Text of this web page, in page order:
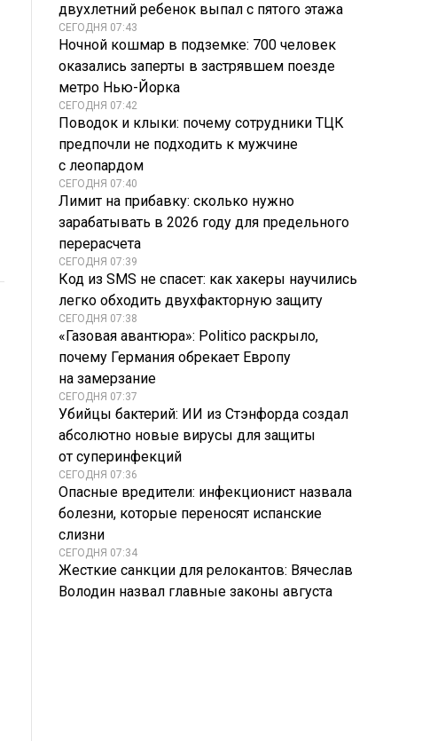
двухлетний ребенок выпал с пятого этажа
СЕГОДНЯ 07:43
Ночной кошмар в подземке: 700 человек
оказались заперты в застрявшем поезде
метро Нью-Йорка
СЕГОДНЯ 07:42
Поводок и клыки: почему сотрудники ТЦК
предпочли не подходить к мужчине
с леопардом
СЕГОДНЯ 07:40
Лимит на прибавку: сколько нужно
зарабатывать в 2026 году для предельного
перерасчета
СЕГОДНЯ 07:39
Код из SMS не спасет: как хакеры научились
легко обходить двухфакторную защиту
СЕГОДНЯ 07:38
«Газовая авантюра»: Politico раскрыло,
почему Германия обрекает Европу
на замерзание
СЕГОДНЯ 07:37
Убийцы бактерий: ИИ из Стэнфорда создал
абсолютно новые вирусы для защиты
от суперинфекций
СЕГОДНЯ 07:36
Опасные вредители: инфекционист назвала
болезни, которые переносят испанские
слизни
СЕГОДНЯ 07:34
Жесткие санкции для релокантов: Вячеслав
Володин назвал главные законы августа